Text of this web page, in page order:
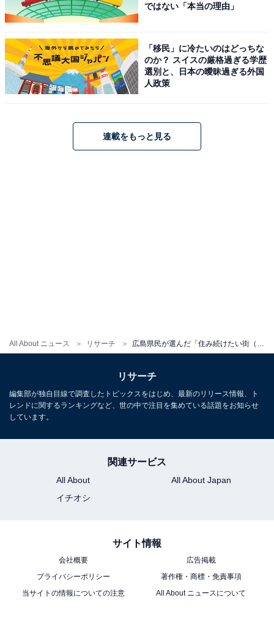
All About ニュース リサーチ
鳥取県民が選んだ「街の幸福度（自治体）」ラ
ではない「本当の理由」
「移民」に冷たいのはどっちな
のか？ スイスの厳格過ぎる学歴
選別と、日本の曖昧過ぎる外国
人政策
連載をもっと見る
リサーチ
編集部が独自目線で調査したトピックスをはじめ、最新のリリース情報、ト
レンドに関するランキングなど、世の中で注目を集めている話題をお知らせ
しています。
関連サービス
All About
All About Japan
イチオシ
サイト情報
会社概要
広告掲載
プライバシーポリシー
著作権・商標・免責事項
当サイトの情報についての注意
All About ニュースについて